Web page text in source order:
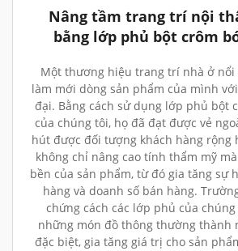
Nâng tầm trang trí nội
bằng lớp phủ bột crôm
Một thương hiệu trang trí nhà ở nổi
làm mới dòng sản phẩm của mình
đại. Bằng cách sử dụng lớp phủ bột
của chúng tôi, họ đã đạt được vẻ
hút được đối tượng khách hàng rộng
không chỉ nâng cao tính thẩm mỹ
bền của sản phẩm, từ đó gia tăng sự
hàng và doanh số bán hàng.
chứng cách các lớp phủ của
những món đồ thông thường thành
đặc biệt, gia tăng giá trị cho sản